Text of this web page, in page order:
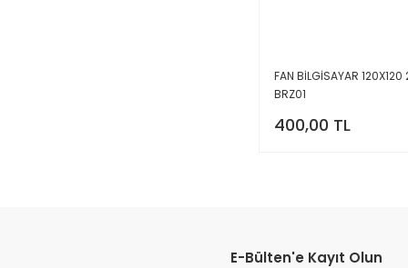
FAN BİLGİSAYAR
BRZ01
400,00 TL
E-Bülten'e Kayıt Olun